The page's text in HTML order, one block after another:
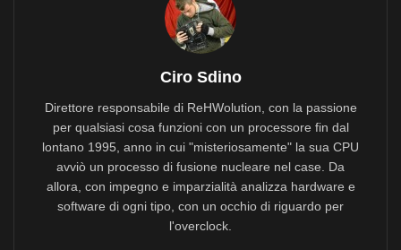
Ciro Sdino
Direttore responsabile di ReHWolution, con la passione
per qualsiasi cosa funzioni con un processore fin dal
lontano 1995, anno in cui "misteriosamente" la sua CPU
avviò un processo di fusione nucleare nel case. Da
allora, con impegno e imparzialità analizza hardware e
software di ogni tipo, con un occhio di riguardo per
l'overclock.